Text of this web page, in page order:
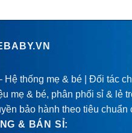
Hệ thống mẹ & bé | Đối tác
mẹ & bé, phân phối sỉ & lẻ
bảo hành theo tiêu chuẩn
& BÁN SỈ: